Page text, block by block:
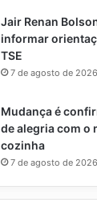
Jair Renan
informar
TSE
7 de agosto de 2026
Mudança é
de alegria com o
cozinha
7 de agosto de 2026